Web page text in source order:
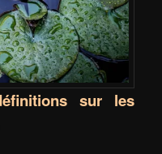
sur les